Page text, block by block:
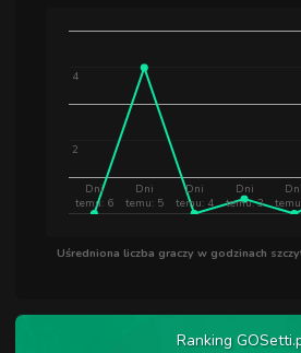
temu: 6
Dni
temu: 5
Dni
temu: 4
Dni
temu: 3
Dni
Dni
2
4
Uśredniona liczba graczy w godzinach
Ranking